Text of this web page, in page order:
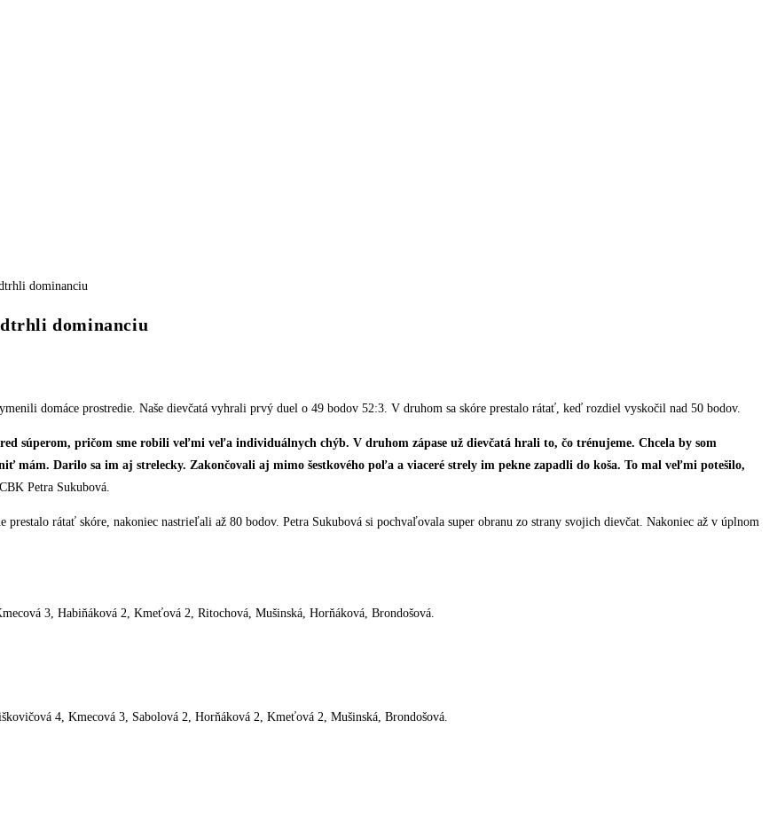
dominanciu
domáce prostredie. Naše dievčatá vyhrali prvý duel o 49 bodov 52:3. V druhom sa skóre prestalo rátať, keď rozdiel vyskočil nad 50 bodov.
súperom, pričom sme robili veľmi veľa individuálnych chýb. V druhom zápase už dievčatá hrali to, čo trénujeme. Chcela by som
Darilo sa im aj strelecky. Zakončovali aj mimo šestkového poľa a viaceré strely im pekne zapadli do koša. To mal veľmi potešilo,
Petra Sukubová.
rátať skóre, nakoniec nastrieľali až 80 bodov. Petra Sukubová si pochvaľovala super obranu zo strany svojich dievčat. Nakoniec až v úplnom
3, Habiňáková 2, Kmeťová 2, Ritochová, Mušinská, Horňáková, Brondošová.
4, Kmecová 3, Sabolová 2, Horňáková 2, Kmeťová 2, Mušinská, Brondošová.